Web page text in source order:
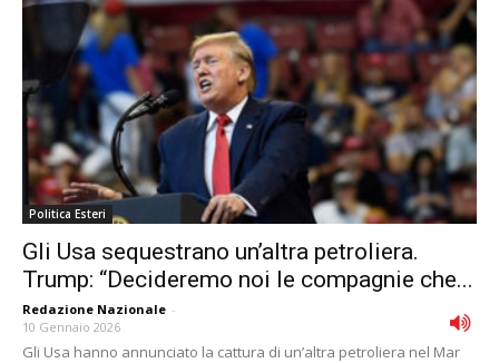
Politica Esteri
Gli Usa sequestrano un’altra petroliera.
Trump: “Decideremo noi le compagnie che...
Redazione Nazionale -
10 Gennaio 2026
Gli Usa hanno annunciato la cattura di un’altra petroliera nel Mar